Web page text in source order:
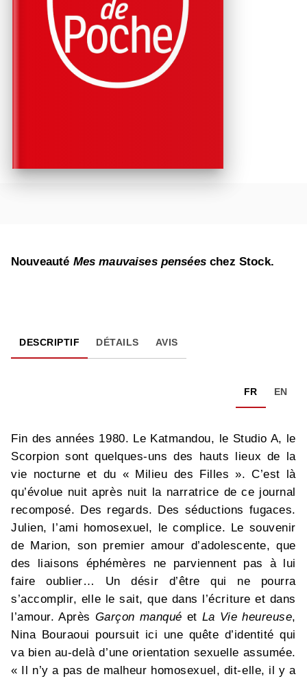
Nouveauté Mes mauvaises penséeschez Stock.
DESCRIPTIF DÉTAILS AVIS
FR EN
Fin des années 1980. Le Katmandou, le Studio A, le
Scorpion sont quelques-uns des hauts lieux de la
vie nocturne et du « Milieu des Filles ». C’est là
qu’évolue nuit après nuit la narratrice de ce journal
recomposé. Des regards. Des séductions fugaces.
Julien, l’ami homosexuel, le complice. Le souvenir
de Marion, son premier amour d’adolescente, que
des liaisons éphémères ne parviennent pas à lui
faire oublier… Un désir d’être qui ne pourra
s’accomplir, elle le sait, que dans l’écriture et dans
l’amour. Après Garçon manqué et La Vie heureuse,
Nina Bouraoui poursuit ici une quête d’identité qui
va bien au-delà d’une orientation sexuelle assumée.
« Il n’y a pas de malheur homosexuel, dit-elle, il y a